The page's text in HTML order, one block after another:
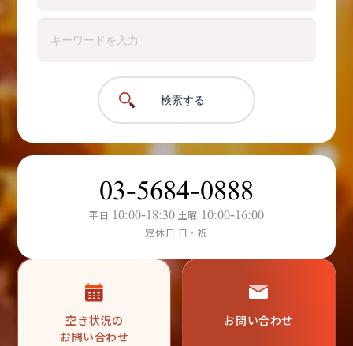
検索する
03-5684-0888
平日 10:00-18:30 土曜 10:00-16:00
定休日 日・祝
空き状況の
お問い合わせ
お問い合わせ